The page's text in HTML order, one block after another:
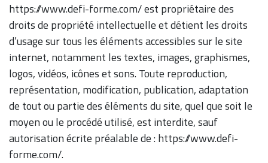
https://www.defi-forme.com/ est propriétaire des
droits de propriété intellectuelle et détient les droits
d’usage sur tous les éléments accessibles sur le site
internet, notamment les textes, images, graphismes,
logos, vidéos, icônes et sons. Toute reproduction,
représentation, modification, publication, adaptation
de tout ou partie des éléments du site, quel que soit le
moyen ou le procédé utilisé, est interdite, sauf
autorisation écrite préalable de : https://www.defi-
forme.com/.